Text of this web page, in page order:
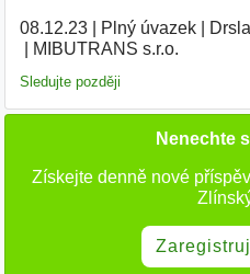
08.12.23| Plný úvazek|
MIBUTRANS s.r.o.
Sledujte později
Nenechte
Získejte denně nové